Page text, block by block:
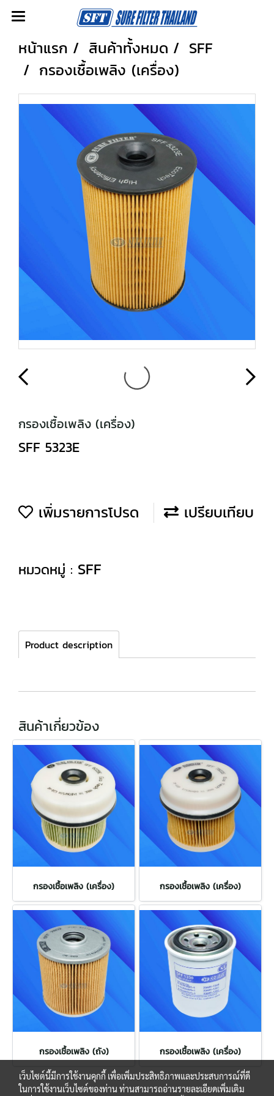
หน้าแรก สินค้าทั้งหมด
SFF
กรองเชื้อเพลิง (เครื่อง)
กรองเชื้อเพลิง (เครื่อง)
SFF 5323E
เพิ่มรายการโปรด เปรียบเทียบ
หมวดหมู่ : SFF
Product description
สินค้าเกี่ยวข้อง
กรองเชื้อเพลิง (เครื่อง) กรองเชื้อเพลิง (เครื่อง)
กรองเชื้อเพลิง (ถัง) กรองเชื้อเพลิง (เครื่อง)
เว็บไซต์นี้มีการใช้งานคุกกี้ เพื่อเพิ่มประสิทธิภาพและประสบการณ์ที่ดี
ในการใช้งานเว็บไซต์ของท่าน ท่านสามารถอ่านรายละเอียดเพิ่มเติม